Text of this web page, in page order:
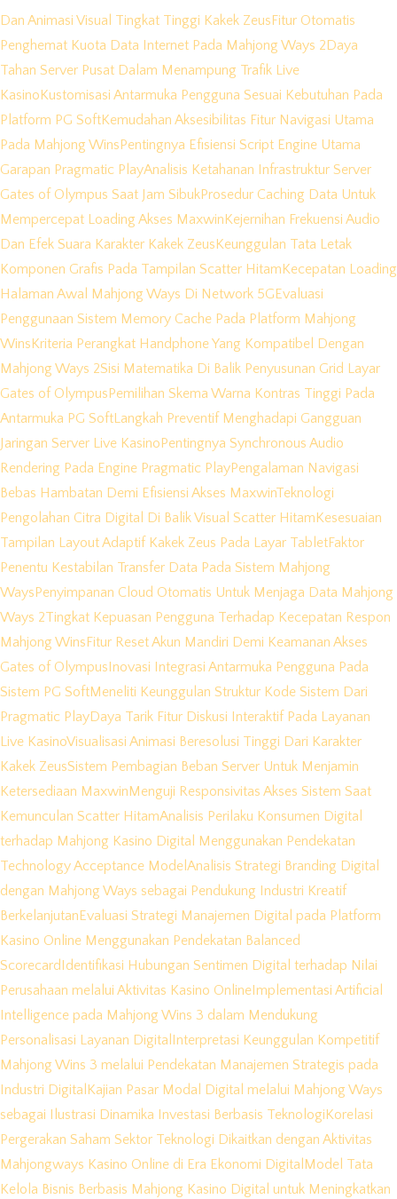
Dan Animasi Visual Tingkat Tinggi Kakek Zeus Fitur Otomatis
Penghemat Kuota Data Internet Pada Mahjong Ways 2 Daya
Tahan Server Pusat Dalam Menampung Trafik Live
Kasino Kustomisasi Antarmuka Pengguna Sesuai Kebutuhan Pada
Platform PG SoftKemudahan Aksesibilitas Fitur Navigasi Utama
Pada Mahjong Wins Pentingnya Efisiensi Script Engine Utama
Garapan Pragmatic PlayAnalisis Ketahanan Infrastruktur Server
Gates of Olympus Saat Jam SibukProsedur Caching Data Untuk
Mempercepat Loading Akses Maxwin Kejernihan Frekuensi Audio
Dan Efek Suara Karakter Kakek Zeus Keunggulan Tata Letak
Komponen Grafis Pada Tampilan Scatter Hitam Kecepatan Loading
Halaman Awal Mahjong Ways Di Network 5G Evaluasi
Penggunaan Sistem Memory Cache Pada Platform Mahjong
Wins Kriteria Perangkat Handphone Yang Kompatibel Dengan
Mahjong Ways 2Sisi Matematika Di Balik Penyusunan Grid Layar
Gates of Olympus Pemilihan Skema Warna Kontras Tinggi Pada
Antarmuka PG SoftLangkah Preventif Menghadapi Gangguan
Jaringan Server Live Kasino Pentingnya Synchronous Audio
Rendering Pada Engine Pragmatic PlayPengalaman Navigasi
Bebas Hambatan Demi Efisiensi Akses MaxwinTeknologi
Pengolahan Citra Digital Di Balik Visual Scatter Hitam Kesesuaian
Tampilan Layout Adaptif Kakek Zeus Pada Layar TabletFaktor
Penentu Kestabilan Transfer Data Pada Sistem Mahjong
Ways Penyimpanan Cloud Otomatis Untuk Menjaga Data Mahjong
Ways 2Tingkat Kepuasan Pengguna Terhadap Kecepatan Respon
Mahjong Wins Fitur Reset Akun Mandiri Demi Keamanan Akses
Gates of Olympus Inovasi Integrasi Antarmuka Pengguna Pada
Sistem PG SoftMeneliti Keunggulan Struktur Kode Sistem Dari
Pragmatic PlayDaya Tarik Fitur Diskusi Interaktif Pada Layanan
Live KasinoVisualisasi Animasi Beresolusi Tinggi Dari Karakter
Kakek ZeusSistem Pembagian Beban Server Untuk Menjamin
Ketersediaan Maxwin Menguji Responsivitas Akses Sistem Saat
Kemunculan Scatter HitamAnalisis Perilaku Konsumen Digital
terhadap Mahjong Kasino Digital Menggunakan Pendekatan
Technology Acceptance Model Analisis Strategi Branding Digital
dengan Mahjong Ways sebagai Pendukung Industri Kreatif
Berkelanjutan Evaluasi Strategi Manajemen Digital pada Platform
Kasino Online Menggunakan Pendekatan Balanced
Scorecard Identifikasi Hubungan Sentimen Digital terhadap Nilai
Perusahaan melalui Aktivitas Kasino Online Implementasi Artificial
Intelligence pada Mahjong Wins 3 dalam Mendukung
Personalisasi Layanan Digital Interpretasi Keunggulan Kompetitif
Mahjong Wins 3 melalui Pendekatan Manajemen Strategis pada
Industri Digital Kajian Pasar Modal Digital melalui Mahjong Ways
sebagai Ilustrasi Dinamika Investasi Berbasis Teknologi Korelasi
Pergerakan Saham Sektor Teknologi Dikaitkan dengan Aktivitas
Mahjongways Kasino Online di Era Ekonomi Digital Model Tata
Kelola Bisnis Berbasis Mahjong Kasino Digital untuk Meningkatkan